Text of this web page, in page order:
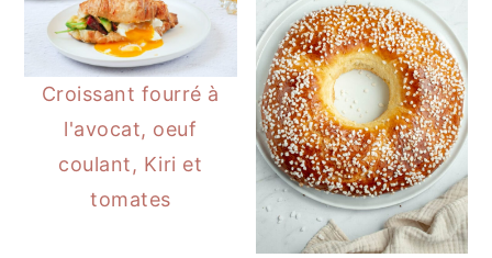
Croissant fourré à
l'avocat, oeuf
coulant, Kiri et
tomates